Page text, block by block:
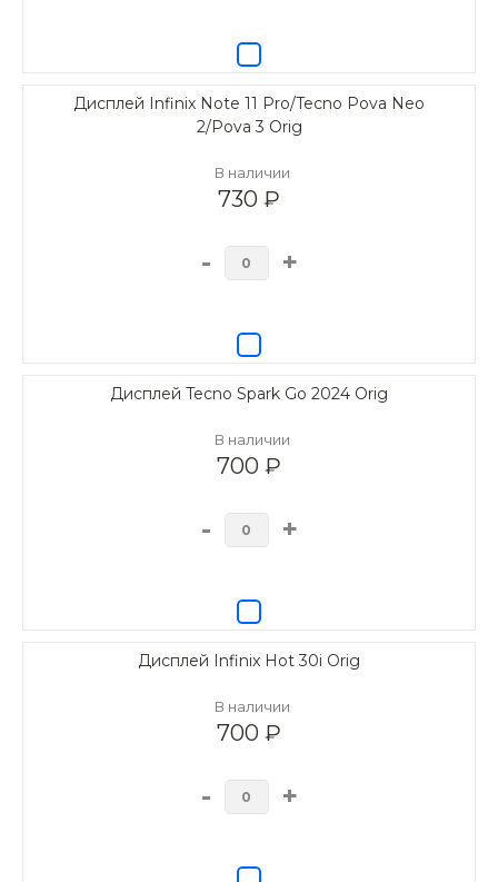
Дисплей Infinix Note 11 Pro/Tecno Pova Neo
2/Pova 3 Orig
В наличии
730 ₽
- +
Дисплей Tecno Spark Go 2024 Orig
В наличии
700 ₽
- +
Дисплей Infinix Hot 30i Orig
В наличии
700 ₽
- +